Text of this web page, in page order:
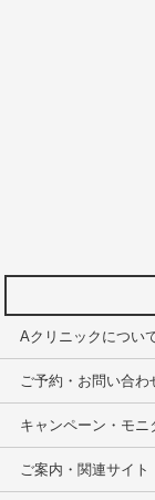
Aクリニックについ
ご予約・お問い合わ
キャンペーン・モニ
ご案内・関連サイト